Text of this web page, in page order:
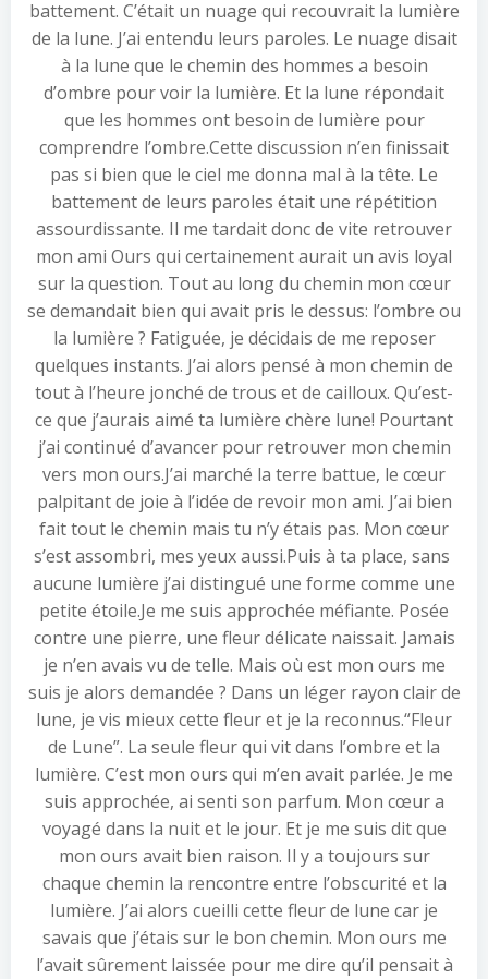
battement. C’était un nuage qui recouvrait la lumière
de la lune. J’ai entendu leurs paroles. Le nuage disait
à la lune que le chemin des hommes a besoin
d’ombre pour voir la lumière. Et la lune répondait
que les hommes ont besoin de lumière pour
comprendre l’ombre.Cette discussion n’en finissait
pas si bien que le ciel me donna mal à la tête. Le
battement de leurs paroles était une répétition
assourdissante. Il me tardait donc de vite retrouver
mon ami Ours qui certainement aurait un avis loyal
sur la question. Tout au long du chemin mon cœur
se demandait bien qui avait pris le dessus: l’ombre ou
la lumière ? Fatiguée, je décidais de me reposer
quelques instants. J’ai alors pensé à mon chemin de
tout à l’heure jonché de trous et de cailloux. Qu’est-
ce que j’aurais aimé ta lumière chère lune! Pourtant
j’ai continué d’avancer pour retrouver mon chemin
vers mon ours.J’ai marché la terre battue, le cœur
palpitant de joie à l’idée de revoir mon ami. J’ai bien
fait tout le chemin mais tu n’y étais pas. Mon cœur
s’est assombri, mes yeux aussi.Puis à ta place, sans
aucune lumière j’ai distingué une forme comme une
petite étoile.Je me suis approchée méfiante. Posée
contre une pierre, une fleur délicate naissait. Jamais
je n’en avais vu de telle. Mais où est mon ours me
suis je alors demandée ? Dans un léger rayon clair de
lune, je vis mieux cette fleur et je la reconnus.“Fleur
de Lune”. La seule fleur qui vit dans l’ombre et la
lumière. C’est mon ours qui m’en avait parlée. Je me
suis approchée, ai senti son parfum. Mon cœur a
voyagé dans la nuit et le jour. Et je me suis dit que
mon ours avait bien raison. Il y a toujours sur
chaque chemin la rencontre entre l’obscurité et la
lumière. J’ai alors cueilli cette fleur de lune car je
savais que j’étais sur le bon chemin. Mon ours me
l’avait sûrement laissée pour me dire qu’il pensait à